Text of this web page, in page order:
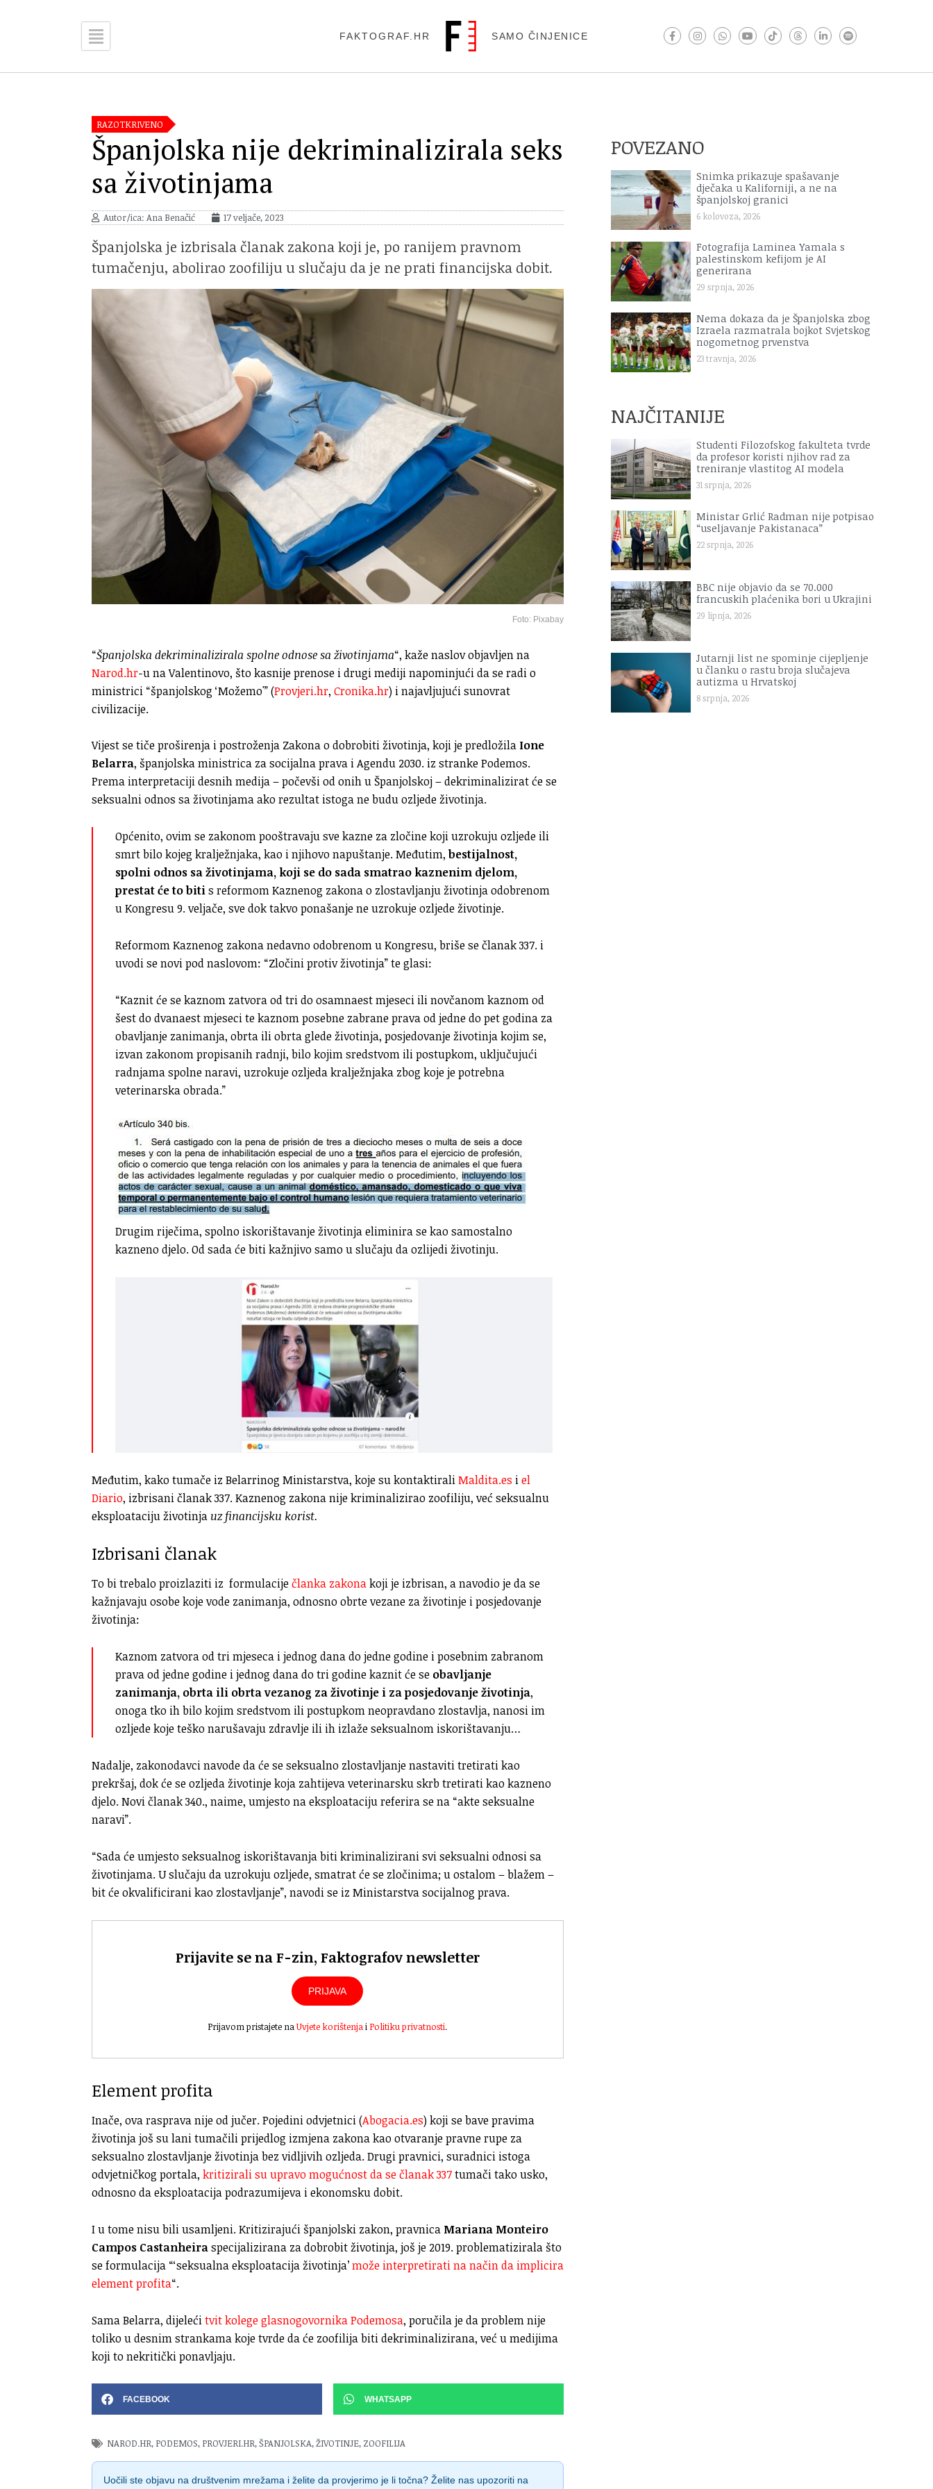
FAKTOGRAF.HR SAMO ČINJENICE
RAZOTKRIVENO
Španjolska nije dekriminalizirala seks
sa životinjama
Autor/ica: Ana Benačić 17 veljače, 2023
Španjolska je izbrisala članak zakona koji je, po ranijem pravnom
tumačenju, abolirao zoofiliju u slučaju da je ne prati financijska dobit.
Foto: Pixabay
“Španjolska dekriminalizirala spolne odnose sa životinjama“, kaže naslov objavljen na
Narod.hr-u na Valentinovo, što kasnije prenose i drugi mediji napominjući da se radi o
ministrici “španjolskog ‘Možemo'” (Provjeri.hr, Cronika.hr) i najavljujući sunovrat
civilizacije.
Vijest se tiče proširenja i postroženja Zakona o dobrobiti životinja, koji je predložila Ione
Belarra, španjolska ministrica za socijalna prava i Agendu 2030. iz stranke Podemos.
Prema interpretaciji desnih medija – počevši od onih u Španjolskoj – dekriminalizirat će se
seksualni odnos sa životinjama ako rezultat istoga ne budu ozljede životinja.
Općenito, ovim se zakonom pooštravaju sve kazne za zločine koji uzrokuju ozljede ili
smrt bilo kojeg kralježnjaka, kao i njihovo napuštanje. Međutim, bestijalnost,
spolni odnos sa životinjama, koji se do sada smatrao kaznenim djelom,
prestat će to bitis reformom Kaznenog zakona o zlostavljanju životinja odobrenom
u Kongresu 9. veljače, sve dok takvo ponašanje ne uzrokuje ozljede životinje.
Reformom Kaznenog zakona nedavno odobrenom u Kongresu, briše se članak 337. i
uvodi se novi pod naslovom: “Zločini protiv životinja” te glasi:
“Kaznit će se kaznom zatvora od tri do osamnaest mjeseci ili novčanom kaznom od
šest do dvanaest mjeseci te kaznom posebne zabrane prava od jedne do pet godina za
obavljanje zanimanja, obrta ili obrta glede životinja, posjedovanje životinja kojim se,
izvan zakonom propisanih radnji, bilo kojim sredstvom ili postupkom, uključujući
radnjama spolne naravi, uzrokuje ozljeda kralježnjaka zbog koje je potrebna
veterinarska obrada.”
Drugim riječima, spolno iskorištavanje životinja eliminira se kao samostalno
kazneno djelo. Od sada će biti kažnjivo samo u slučaju da ozlijedi životinju.
Međutim, kako tumače iz Belarrinog Ministarstva, koje su kontaktiraliMaldita.es iel
Diario, izbrisani članak 337. Kaznenog zakona nije kriminalizirao zoofiliju, već seksualnu
eksploataciju životinja uz financijsku korist.
Izbrisani članak
To bi trebalo proizlaziti iz formulaciječlanka zakonakoji je izbrisan, a navodio je da se
kažnjavaju osobe koje vode zanimanja, odnosno obrte vezane za životinje i posjedovanje
životinja:
Kaznom zatvora od tri mjeseca i jednog dana do jedne godine i posebnim zabranom
prava od jedne godine i jednog dana do tri godine kaznit će se obavljanje
zanimanja, obrta ili obrta vezanog za životinje i za posjedovanje životinja,
onoga tko ih bilo kojim sredstvom ili postupkom neopravdano zlostavlja, nanosi im
ozljede koje teško narušavaju zdravlje ili ih izlaže seksualnom iskorištavanju…
Nadalje, zakonodavci navode da će se seksualno zlostavljanje nastaviti tretirati kao
prekršaj, dok će se ozljeda životinje koja zahtijeva veterinarsku skrb tretirati kao kazneno
djelo. Novi članak 340., naime, umjesto na eksploataciju referira se na “akte seksualne
naravi”.
“Sada će umjesto seksualnog iskorištavanja biti kriminalizirani svi seksualni odnosi sa
životinjama. U slučaju da uzrokuju ozljede, smatrat će se zločinima; u ostalom – blažem –
bit će okvalificirani kao zlostavljanje”, navodi se iz Ministarstva socijalnog prava.
Prijavite se na F-zin, Faktografov newsletter
PRIJAVA
Prijavom pristajete naUvjete korištenjai Politiku privatnosti.
Element profita
Inače, ova rasprava nije od jučer. Pojedini odvjetnici (Abogacia.es) koji se bave pravima
životinja još su lani tumačili prijedlog izmjena zakona kao otvaranje pravne rupe za
seksualno zlostavljanje životinja bez vidljivih ozljeda. Drugi pravnici, suradnici istoga
odvjetničkog portala, kritizirali su upravo mogućnost da se članak 337tumači tako usko,
odnosno da eksploatacija podrazumijeva i ekonomsku dobit.
I u tome nisu bili usamljeni. Kritizirajući španjolski zakon, pravnica Mariana Monteiro
Campos Castanheiraspecijalizirana za dobrobit životinja, još je 2019. problematizirala što
se formulacija “‘seksualna eksploatacija životinja’može interpretirati na način da implicira
element profita“.
Sama Belarra, dijelećitvit kolege glasnogovornika Podemosa, poručila je da problem nije
toliko u desnim strankama koje tvrde da će zoofilija biti dekriminalizirana, već u medijima
koji to nekritički ponavljaju.
FACEBOOK WHATSAPP
NAROD.HR, PODEMOS, PROVJERI.HR,ŠPANJOLSKA,ŽIVOTINJE, ZOOFILIJA
Uočili ste objavu na društvenim mrežama i želite da provjerimo je li točna? Želite nas upozoriti na
POVEZANO
Snimka prikazuje spašavanje
dječaka u Kaliforniji, a ne na
španjolskoj granici
6 kolovoza, 2026
Fotografija Laminea Yamala s
palestinskom kefijom je AI
generirana
29 srpnja, 2026
Nema dokaza da je Španjolska zbog
Izraela razmatrala bojkot Svjetskog
nogometnog prvenstva
23 travnja, 2026
NAJČITANIJE
Studenti Filozofskog fakulteta tvrde
da profesor koristi njihov rad za
treniranje vlastitog AI modela
31 srpnja, 2026
Ministar Grlić Radman nije potpisao
“useljavanje Pakistanaca”
22 srpnja, 2026
BBC nije objavio da se 70.000
francuskih plaćenika bori u Ukrajini
29 lipnja, 2026
Jutarnji list ne spominje cijepljenje
u članku o rastu broja slučajeva
autizma u Hrvatskoj
8 srpnja, 2026